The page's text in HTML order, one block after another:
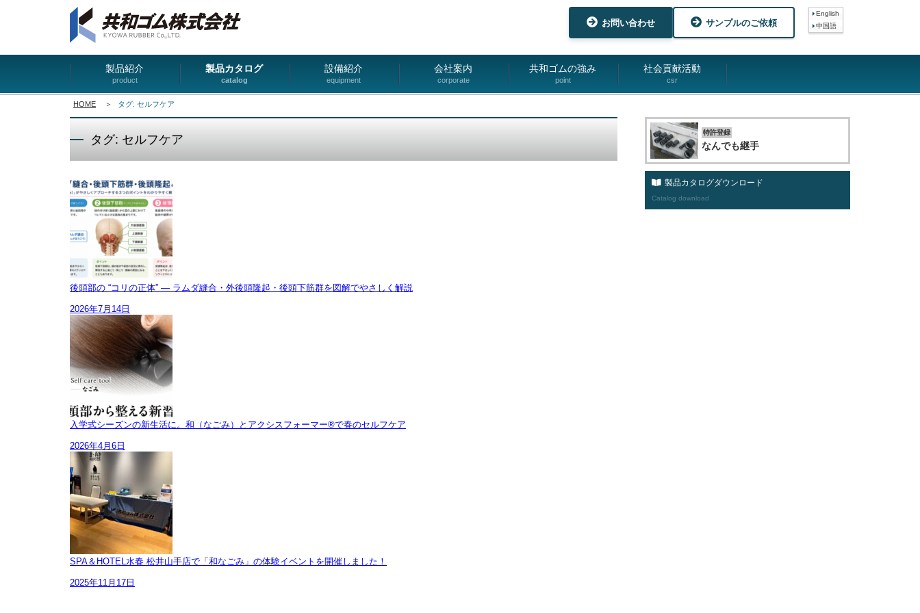
お問い合わせ サンプルのご依頼
English
中国語
製品紹介
product
製品カタログ
catalog
設備紹介
equipment
会社案内
corporate
共和ゴムの強み
point
社会貢献活動
csr
HOME ＞ タグ: セルフケア
タグ: セルフケア
後頭部の “コリの正体” ― ラムダ縫合・外後頭隆起・後頭下筋群を図解でやさしく解説
2026年7月14日
入学式シーズンの新生活に。和（なごみ）とアクシスフォーマー®で春のセルフケア
2026年4月6日
SPA＆HOTEL水春 松井山手店で「和なごみ」の体験イベントを開催しました！
2025年11月17日
特許登録
なんでも継手
製品カタログダウンロード
Catalog download